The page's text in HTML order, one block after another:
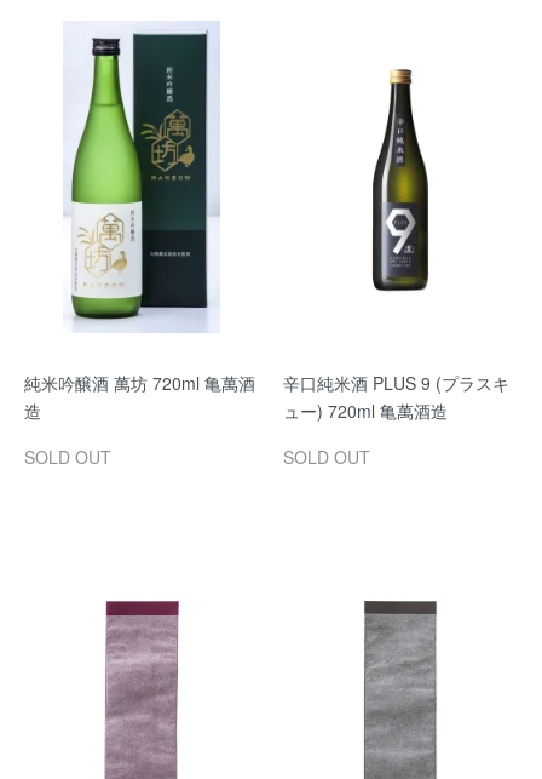
純米吟醸酒 萬坊 720ml 亀萬酒
造
SOLD OUT
辛口純米酒 PLUS 9 (プラスキ
ュー) 720ml 亀萬酒造
SOLD OUT